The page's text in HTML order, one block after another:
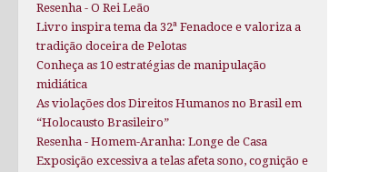
Resenha - O Rei Leão
Livro inspira tema da 32ª Fenadoce e valoriza a
tradição doceira de Pelotas
Conheça as 10 estratégias de manipulação
midiática
As violações dos Direitos Humanos no Brasil em
“Holocausto Brasileiro”
Resenha - Homem-Aranha: Longe de Casa
Exposição excessiva a telas afeta sono, cognição e